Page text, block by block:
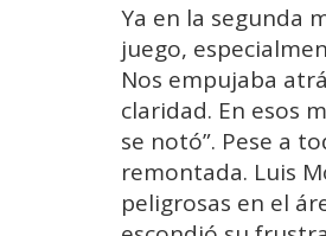
Ya en la segunda
juego,
Nos empujaba
claridad. En esos
se notó”. Pese a
remontada. Luis
peligrosas en el